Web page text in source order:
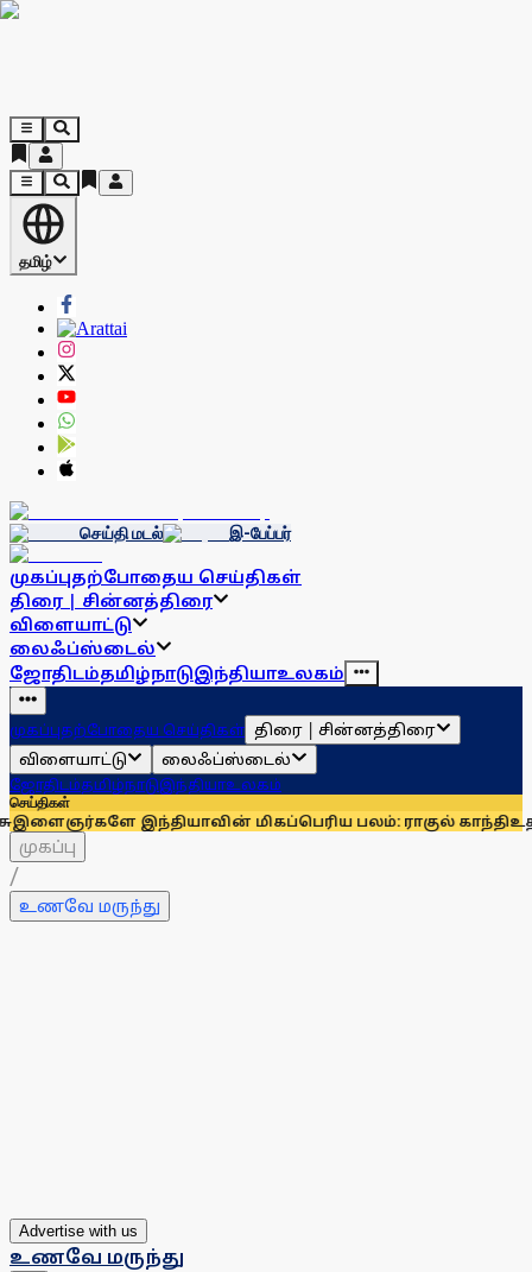
தமிழ்
செய்தி மடல் இ-பேப்பர்
முகப்புதற்போதைய செய்திகள்
திரை | சின்னத்திரை
விளையாட்டு
லைஃப்ஸ்டைல்
ஜோதிடம்தமிழ்நாடுஇந்தியாஉலகம்
முகப்புதற்போதைய செய்திகள் திரை | சின்னத்திரை
விளையாட்டு
லைஃப்ஸ்டைல்
ஜோதிடம்தமிழ்நாடுஇந்தியாஉலகம்
செய்திகள்
இந்தியாவின் மிகப்பெரிய பலம்: ராகுல் காந்திஉதயநிதி
முகப்பு
/
உணவே மருந்து
Advertise with us
உணவே மருந்து